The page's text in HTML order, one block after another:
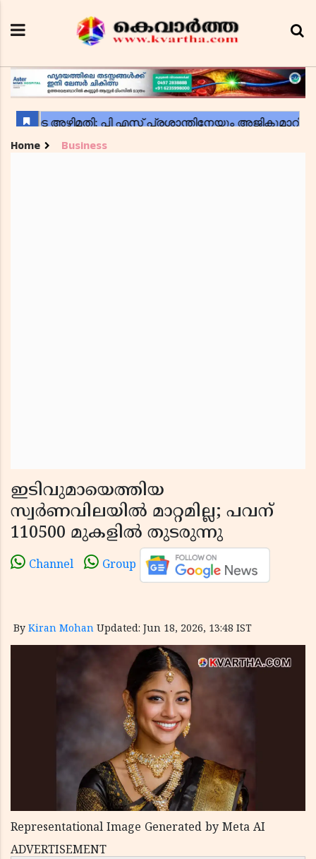
Home Business
ഇടിവുമായെത്തിയ
സ്വര്‍ണവിലയില്‍ മാറ്റമില്ല; പവന്
110500 മുകളില്‍ തുടരുന്നു
Channel Group
By Kiran Mohan Updated: Jun 18, 2026, 13:48 IST
Representational Image Generated by Meta AI
ADVERTISEMENT